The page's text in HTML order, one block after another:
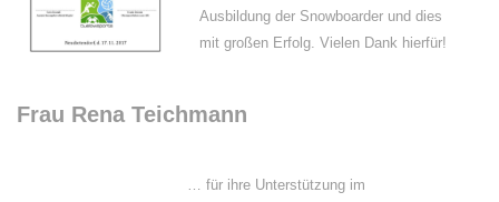
Ausbildung der Snowboarder und dies
mit großen Erfolg. Vielen Dank hierfür!
Frau Rena Teichmann
… für ihre Unterstützung im